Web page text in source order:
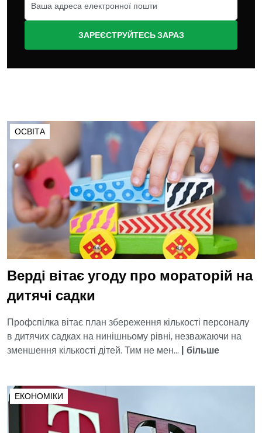
ЗАРЕЄСТРУЙТЕСЬ ЗАРАЗ
ОСВІТА
Верді вітає угоду про мораторій на
дитячі садки
Профспілка вітає план збереження кількості персоналу
в дитячих садках на нинішньому рівні, незважаючи на
зменшення кількості дітей. Тим не мен... | більше
ЕКОНОМІКИ